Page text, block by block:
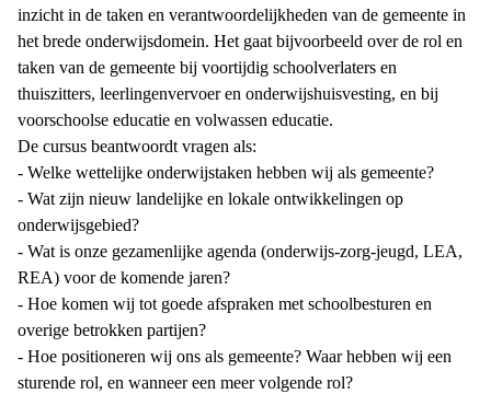
inzicht in de taken en verantwoordelijkheden van de gemeente in
het brede onderwijsdomein. Het gaat bijvoorbeeld over de rol en
taken van de gemeente bij voortijdig schoolverlaters en
thuiszitters, leerlingenvervoer en onderwijshuisvesting, en bij
voorschoolse educatie en volwassen educatie.
De cursus beantwoordt vragen als:
- Welke wettelijke onderwijstaken hebben wij als gemeente?
- Wat zijn nieuw landelijke en lokale ontwikkelingen op
onderwijsgebied?
- Wat is onze gezamenlijke agenda (onderwijs-zorg-jeugd, LEA,
REA) voor de komende jaren?
- Hoe komen wij tot goede afspraken met schoolbesturen en
overige betrokken partijen?
- Hoe positioneren wij ons als gemeente? Waar hebben wij een
sturende rol, en wanneer een meer volgende rol?